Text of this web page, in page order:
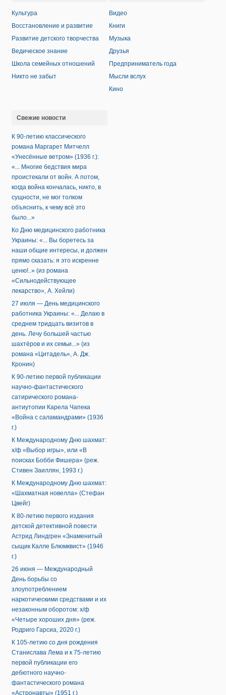
Культура
Восстановление и развитие
Развитие детского творчества
Ведическое знание
Школа семейных отношений
Никто не забыт
Видео
Книги
Музыка
Друзья
Предприниматель года
Мысли вслух
Кино
Свежие новости
К 90-летию классического
романа Маргарет Митчелл
«Унесённые ветром» (1936 г.):
«... Многие бедствия мира
проистекали от войн. А потом,
когда война кончалась, никто, в
сущности, не мог толком
объяснить, к чему всё это
было...»
Ко Дню медицинского работника
Украины: «... Вы боретесь за
наши общие интересы, и должен
прямо сказать: я это искренне
ценю!..» (из романа
«Сильнодействующее
лекарство», А. Хейли)
27 июля — День медицинского
работника Украины: «... Делаю в
среднем тридцать визитов в
день. Лечу большей частью
шахтёров и их семьи...» (из
романа «Цитадель», А. Дж.
Кронин)
К 90-летию первой публикации
научно-фантастического
сатирического романа-
антиутопии Карела Чапека
«Война с саламандрами» (1936
г.)
К Международному Дню шахмат:
х/ф «Выбор игры», или «В
поисках Бобби Фишера» (реж.
Стивен Заиллян, 1993 г.)
К Международному Дню шахмат:
«Шахматная новелла» (Стефан
Цвейг)
К 80-летию первого издания
детской детективной повести
Астрид Линдгрен «Знаменитый
сыщик Калле Блюмквист» (1946
г.)
26 июня — Международный
День борьбы со
злоупотреблением
наркотическими средствами и их
незаконным оборотом: х/ф
«Четыре хороших дня» (реж.
Родриго Гарсиа, 2020 г.)
К 105-летию со дня рождения
Станислава Лема и к 75-летию
первой публикации его
дебютного научно-
фантастического романа
«Астронавты» (1951 г.)